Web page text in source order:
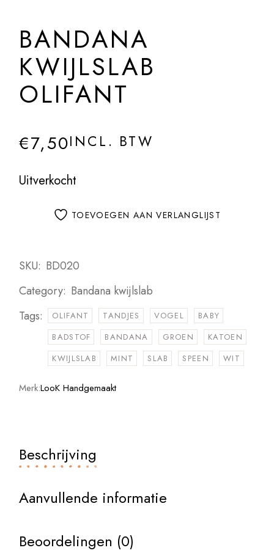
BANDANA
KWIJLSLAB
OLIFANT
€7,50INCL. BTW
Uitverkocht
TOEVOEGEN AAN VERLANGLIJST
SKU: BD020
Category: Bandana kwijlslab
Tags:
OLIFANT TANDJES VOGEL
BABY
BADSTOF
BANDANA GROEN
KATOEN
KWIJLSLAB
MINT SLAB SPEEN WIT
Merk:LooK Handgemaakt
Beschrijving
Aanvullende informatie
Beoordelingen (0)